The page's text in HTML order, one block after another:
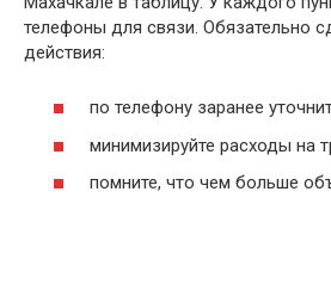
телефоны для связи. Обязательно
действия:
по телефону заранее
минимизируйте расходы на
помните, что чем больше